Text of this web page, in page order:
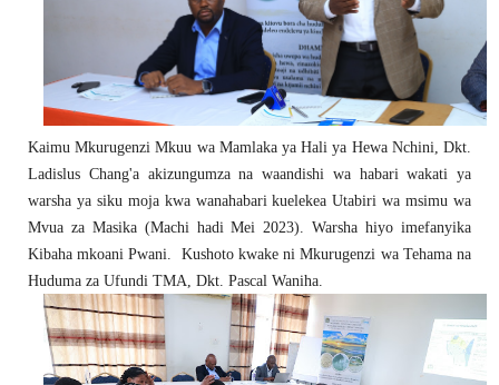
Kaimu Mkurugenzi Mkuu wa Mamlaka ya Hali ya Hewa Nchini, Dkt.
Ladislus Chang'a akizungumza na waandishi wa habari wakati ya
warsha ya siku moja kwa wanahabari kuelekea Utabiri wa msimu wa
Mvua za Masika (Machi hadi Mei 2023). Warsha hiyo imefanyika
Kibaha mkoani Pwani. Kushoto kwake ni Mkurugenzi wa Tehama na
Huduma za Ufundi TMA, Dkt. Pascal Waniha.